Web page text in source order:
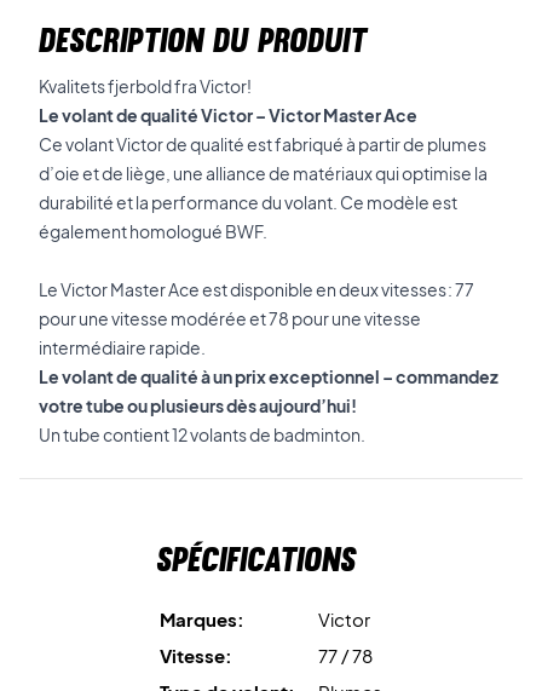
DESCRIPTION DU PRODUIT
Kvalitets fjerbold fra Victor!
Le volant de qualité Victor – Victor Master Ace
Ce volant Victor de qualité est fabriqué à partir de plumes
d’oie et de liège, une alliance de matériaux qui optimise la
durabilité et la performance du volant. Ce modèle est
également homologué BWF.
Le Victor Master Ace est disponible en deux vitesses : 77
pour une vitesse modérée et 78 pour une vitesse
intermédiaire rapide.
Le volant de qualité à un prix exceptionnel – commandez
votre tube ou plusieurs dès aujourd’hui!
Un tube contient 12 volants de badminton.
Spécifications
Marques:
Victor
Vitesse:
77 / 78